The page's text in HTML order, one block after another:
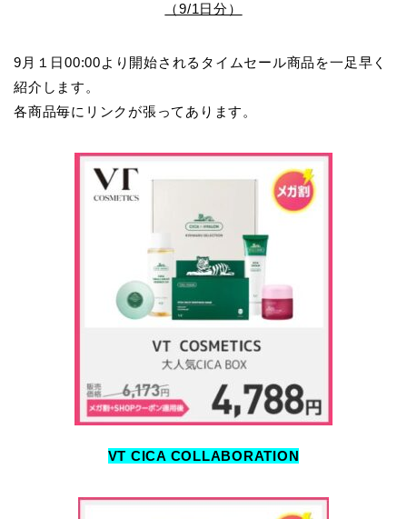
（9/1日分）
9月１日00:00より開始されるタイムセール商品を一足早く
紹介します。
各商品毎にリンクが張ってあります。
VT CICA COLLABORATION